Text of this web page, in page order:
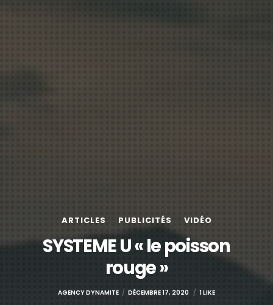
ARTICLES PUBLICITÉS VIDÉO
SYSTEME U « le poisson
rouge »
AGENCY DYNAMITE DÉCEMBRE 17, 2020 1 LIKE